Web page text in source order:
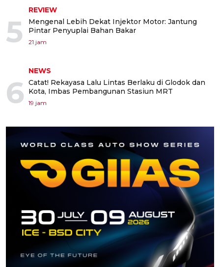
5
REVIEW
Mengenal Lebih Dekat Injektor Motor: Jantung
Pintar Penyuplai Bahan Bakar
21 jam
6
NEWS
Catat! Rekayasa Lalu Lintas Berlaku di Glodok dan
Kota, Imbas Pembangunan Stasiun MRT
19 jam